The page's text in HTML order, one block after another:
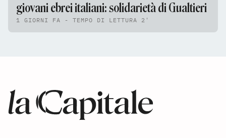
giovani ebrei italiani: solidarietà di Gualtieri
1 GIORNI FA - TEMPO DI LETTURA 2'